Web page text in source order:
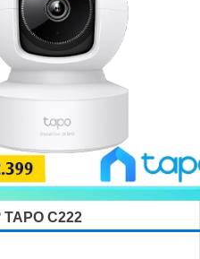
TAPO C222